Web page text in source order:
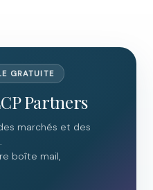
GRATUITE
Partners
marchés et des
boîte mail,